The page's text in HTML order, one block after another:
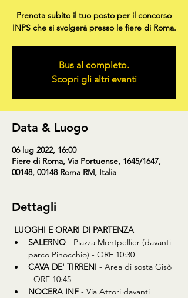
Prenota subito il tuo posto per il concorso
INPS che si svolgerà presso le fiere di Roma.
Bus al completo.
Scopri gli altri eventi
Data & Luogo
06 lug 2022, 16:00
Fiere di Roma, Via Portuense, 1645/1647,
00148, 00148 Roma RM, Italia
Dettagli
LUOGHI E ORARI DI PARTENZA
SALERNO - Piazza Montpellier (davanti
parco Pinocchio) - ORE 10:30
CAVA DE' TIRRENI - Area di sosta Gisò
- ORE 10:45
NOCERA INF - Via Atzori davanti